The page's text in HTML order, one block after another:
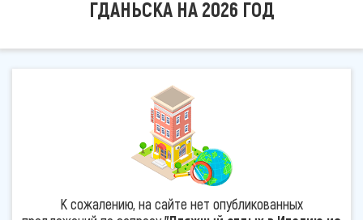
ГДАНЬСКА НА 2026 ГОД
К сожалению, на сайте нет опубликованных